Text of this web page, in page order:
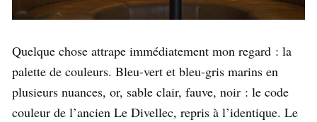
Quelque chose attrape immédiatement mon regard : la
palette de couleurs. Bleu-vert et bleu-gris marins en
plusieurs nuances, or, sable clair, fauve, noir : le code
couleur de l’ancien Le Divellec, repris à l’identique. Le